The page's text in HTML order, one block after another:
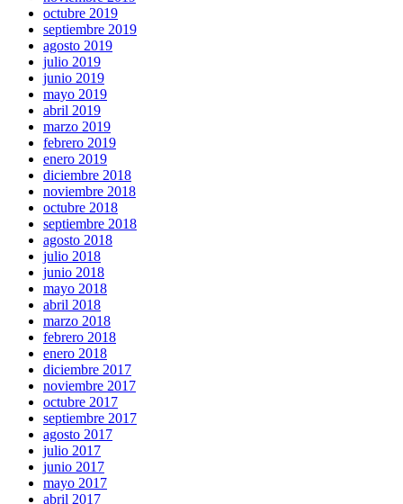
octubre 2019
septiembre 2019
agosto 2019
julio 2019
junio 2019
mayo 2019
abril 2019
marzo 2019
febrero 2019
enero 2019
diciembre 2018
noviembre 2018
octubre 2018
septiembre 2018
agosto 2018
julio 2018
junio 2018
mayo 2018
abril 2018
marzo 2018
febrero 2018
enero 2018
diciembre 2017
noviembre 2017
octubre 2017
septiembre 2017
agosto 2017
julio 2017
junio 2017
mayo 2017
abril 2017